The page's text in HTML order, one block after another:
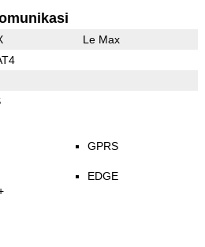
Le Max
GPRS
EDGE